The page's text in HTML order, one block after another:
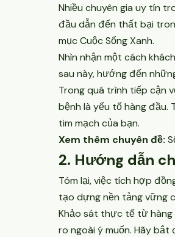
Nhiều chuyên gia uy tín
đầu dẫn đến thất bại
mụcCuộc Sống Xanh.
Nhìn nhận một cách
sau này, hướng đến
Trong quá trình tiếp cận
bệnh là yếu tố hàng đầu.
tim mạch của bạn.
Xem thêm chuyên đề:
2. Hướng dẫn
Tóm lại, việc tích hợp
tạo dựng nền tảng vững
Khảo sát thực tế từ hàng
ro ngoài ý muốn. Hãy